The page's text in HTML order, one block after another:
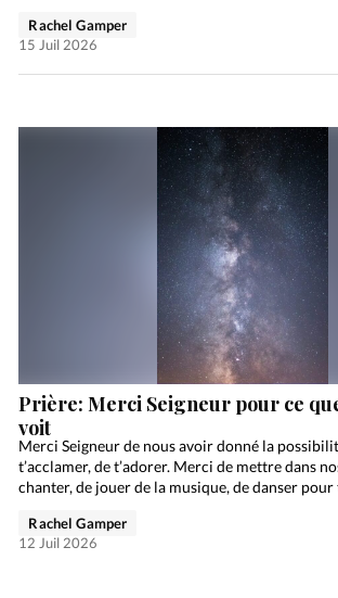
Rachel Gamper
15 Juil 2026
Prière: Merci Seigneur pour ce
voit
Merci Seigneur de nous avoir donné la
t’acclamer, de t’adorer. Merci de mettre dans
chanter, de jouer de la musique, de danser
Rachel Gamper
12 Juil 2026